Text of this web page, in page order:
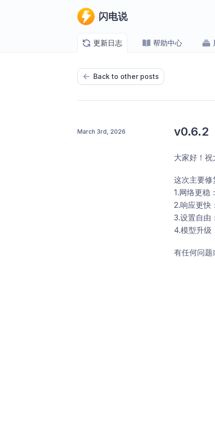
闪电说
更新日志 帮助中心
Back to other posts
March 3rd, 2026 v0.6.2
大家好！祝
这次主要修
1.网络更稳
2.响应更快
3.设置自由
4.模型升级
有任何问题